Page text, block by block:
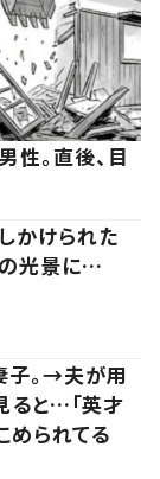
。直後、目
かけられた
の光景に…
子。→夫が用
ると…「英才
められてる